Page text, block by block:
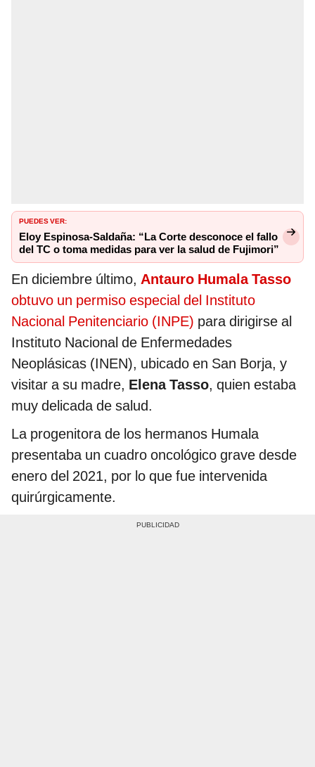
PUEDES VER:
Eloy Espinosa-Saldaña: “La Corte desconoce el fallo
del TC o toma medidas para ver la salud de Fujimori”
En diciembre último, Antauro Humala Tasso
obtuvo un permiso especial del Instituto
Nacional Penitenciario (INPE) para dirigirse al
Instituto Nacional de Enfermedades
Neoplásicas (INEN), ubicado en San Borja, y
visitar a su madre, Elena Tasso, quien estaba
muy delicada de salud.
La progenitora de los hermanos Humala
presentaba un cuadro oncológico grave desde
enero del 2021, por lo que fue intervenida
quirúrgicamente.